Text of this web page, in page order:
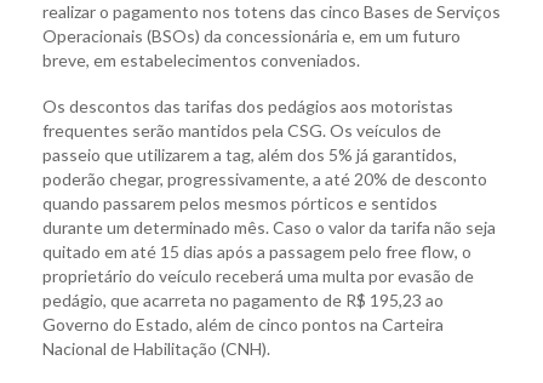
realizar o pagamento nos totens das cinco Bases de Serviços
Operacionais (BSOs) da concessionária e, em um futuro
breve, em estabelecimentos conveniados.
Os descontos das tarifas dos pedágios aos motoristas
frequentes serão mantidos pela CSG. Os veículos de
passeio que utilizarem a tag, além dos 5% já garantidos,
poderão chegar, progressivamente, a até 20% de desconto
quando passarem pelos mesmos pórticos e sentidos
durante um determinado mês. Caso o valor da tarifa não seja
quitado em até 15 dias após a passagem pelo free flow, o
proprietário do veículo receberá uma multa por evasão de
pedágio, que acarreta no pagamento de R$ 195,23 ao
Governo do Estado, além de cinco pontos na Carteira
Nacional de Habilitação (CNH).